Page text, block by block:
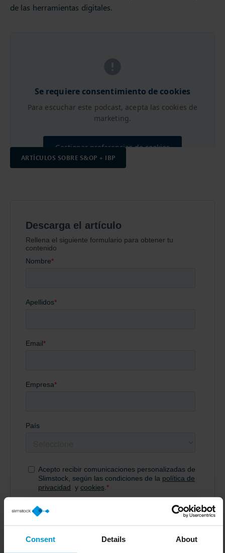
Consent Details About
de las herramientas digitales.
Se requiere consentimiento de cookies
Para escuchar este podcast, acepta las cookies de
marketing.
Gestionar preferencias de cookies
ARTÍCULOS SOBRE S&OP + IBP